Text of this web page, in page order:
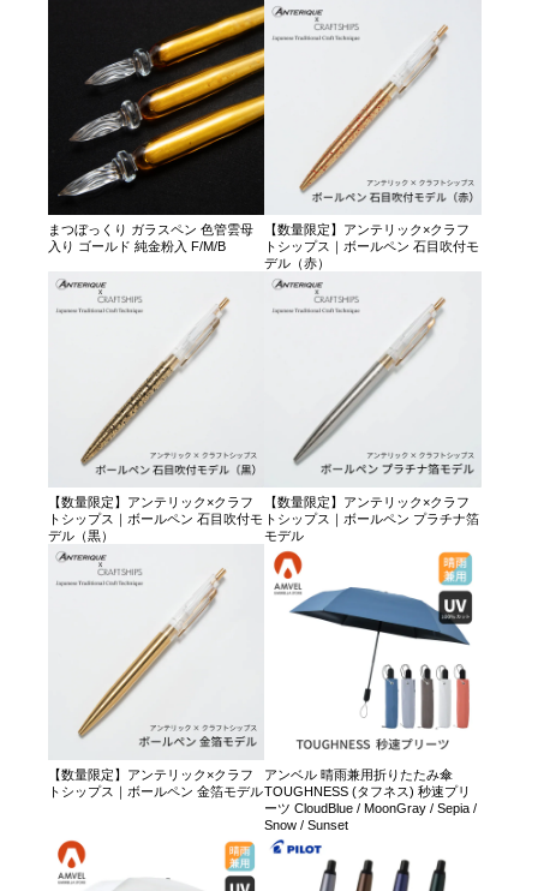
まつぼっくり ガラスペン 色管雲母
入り ゴールド 純金粉入 F/M/B
【数量限定】アンテリック×クラフ
トシップス｜ボールペン 石目吹付モ
デル（赤）
【数量限定】アンテリック×クラフ
トシップス｜ボールペン 石目吹付モ
デル（黒）
【数量限定】アンテリック×クラフ
トシップス｜ボールペン プラチナ箔
モデル
【数量限定】アンテリック×クラフ
トシップス｜ボールペン 金箔モデル
アンベル 晴雨兼用折りたたみ傘
TOUGHNESS (タフネス) 秒速プリ
ーツ CloudBlue / MoonGray / Sepia /
Snow / Sunset